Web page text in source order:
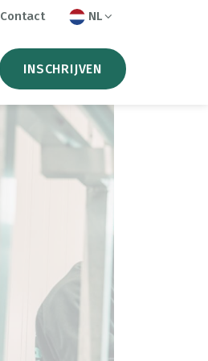
INSCHRIJVEN
Contact NL